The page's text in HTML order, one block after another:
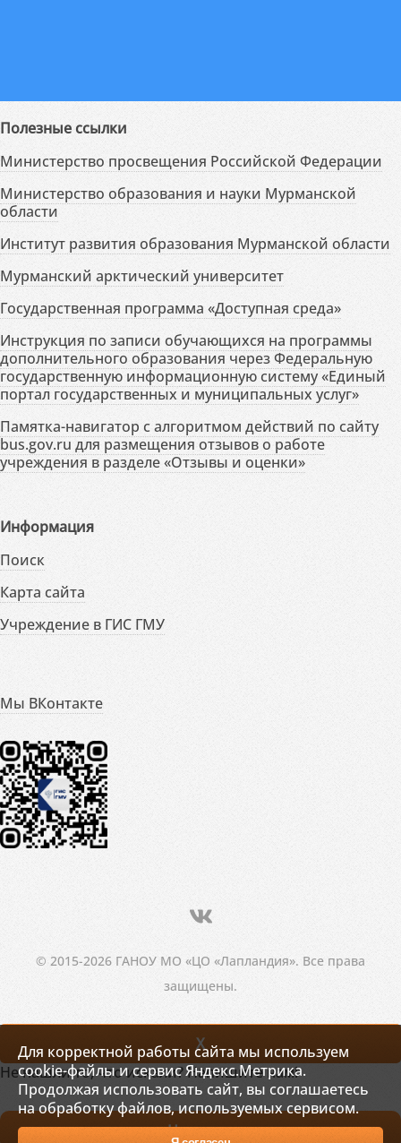
Полезные ссылки
Министерство просвещения Российской Федерации
Министерство образования и науки Мурманской
области
Институт развития образования Мурманской области
Мурманский арктический университет
Государственная программа «Доступная среда»
Инструкция по записи обучающихся на программы
дополнительного образования через Федеральную
государственную информационную систему «Единый
портал государственных и муниципальных услуг»
Памятка-навигатор с алгоритмом действий по сайту
bus.gov.ru для размещения отзывов о работе
учреждения в разделе «Отзывы и оценки»
Информация
Поиск
Карта сайта
Учреждение в ГИС ГМУ
Мы ВКонтакте
© 2015-2026 ГАНОУ МО «ЦО «Лапландия». Все права
защищены.
Для корректной работы сайта мы используем
cookie-файлы и сервис Яндекс.Метрика.
Продолжая использовать сайт, вы соглашаетесь
на обработку файлов, используемых сервисом.
X
Не нашли то, что искали? Напишите нам!
Написать